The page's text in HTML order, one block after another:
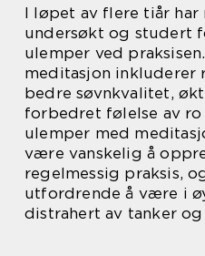
I løpet av flere tiår
undersøkt og studert
ulemper ved
meditasjon inkluderer
bedre søvnkvalitet,
forbedret følelse av
ulemper med
være vanskelig å
regelmessig praksis,
utfordrende å være i
distrahert av tanker og